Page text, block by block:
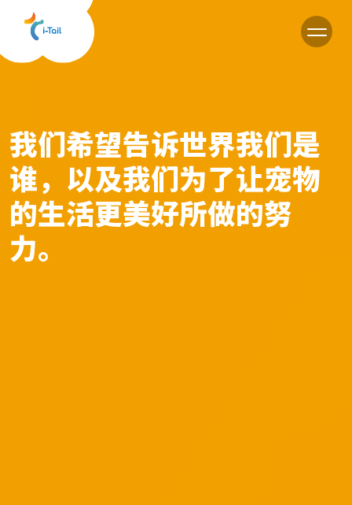
我们希望告诉世界我们是
谁，以及我们为了让宠物
的生活更美好所做的努
力。